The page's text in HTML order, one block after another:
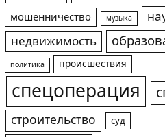
мошенничество музыка
недвижимость
политика происшествия
спецоперация
строительство суд